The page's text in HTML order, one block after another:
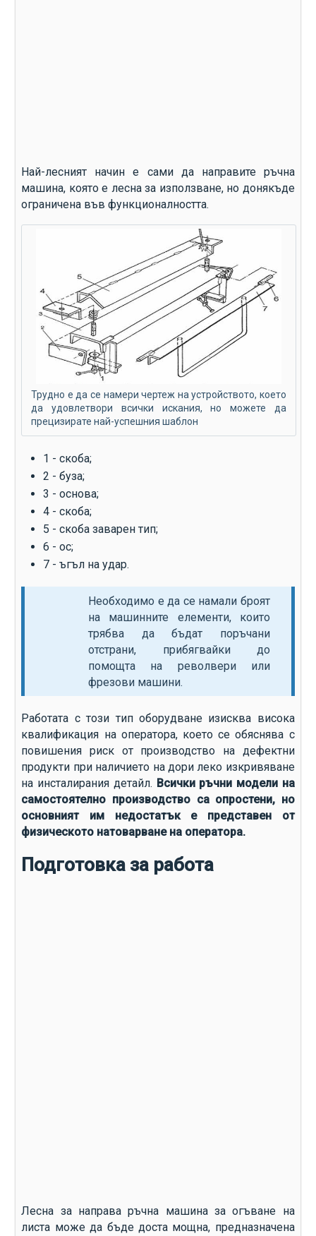
Най-лесният начин е сами да направите ръчна
машина, която е лесна за използване, но донякъде
ограничена във функционалността.
Трудно е да се намери чертеж на устройството, което
да удовлетвори всички искания, но можете да
прецизирате най-успешния шаблон
1 - скоба;
2 - буза;
3 - основа;
4 - скоба;
5 - скоба заварен тип;
6 - ос;
7 - ъгъл на удар.
Необходимо е да се намали броят
на машинните елементи, които
трябва да бъдат поръчани
отстрани, прибягвайки до
помощта на револвери или
фрезови машини.
Работата с този тип оборудване изисква висока
квалификация на оператора, което се обяснява с
повишения риск от производство на дефектни
продукти при наличието на дори леко изкривяване
на инсталирания детайл. Всички ръчни модели на
самостоятелно производство са опростени, но
основният им недостатък е представен от
физическото натоварване на оператора.
Подготовка за работа
Лесна за направа ръчна машина за огъване на
листа може да бъде доста мощна, предназначена